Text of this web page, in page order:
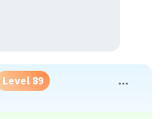
Level 89